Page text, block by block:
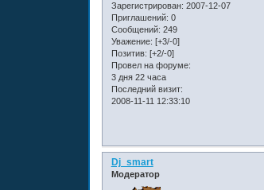
Зарегистрирован: 2007-12-07
Приглашений: 0
Сообщений: 249
Уважение: [+3/-0]
Позитив: [+2/-0]
Провел на форуме:
3 дня 22 часа
Последний визит:
2008-11-11 12:33:10
Dj_smart
Модератор